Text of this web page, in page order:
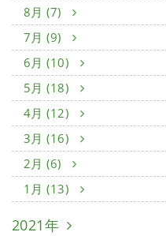
8月 (7)
7月 (9)
6月 (10)
5月 (18)
4月 (12)
3月 (16)
2月 (6)
1月 (13)
2021年